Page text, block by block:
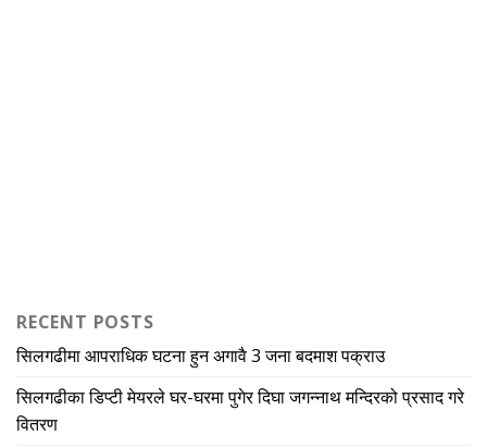
RECENT POSTS
सिलगढीमा आपराधिक घटना हुन अगावै 3 जना बदमाश पक्राउ
सिलगढीका डिप्टी मेयरले घर-घरमा पुगेर दिघा जगन्नाथ मन्दिरको प्रसाद गरे
वितरण